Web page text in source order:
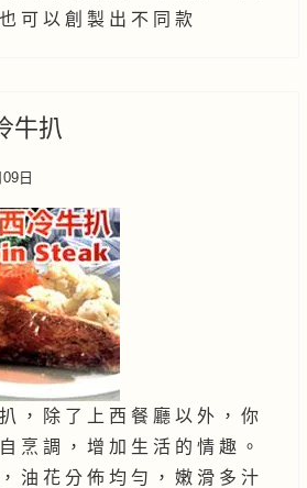
可 以 創 製 出 不 同 款
牛扒
日
， 除 了 上 西 餐 廳 以 外 ， 你
烹 調 ， 增 加 生 活 的 情 趣 。
油 花 分 佈 均 勻 ， 嫩 滑 多 汁